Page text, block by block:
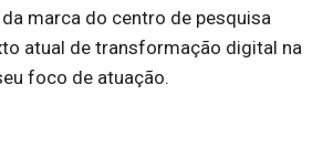
marca do centro de pesquisa
atual de transformação digital na
foco de atuação.